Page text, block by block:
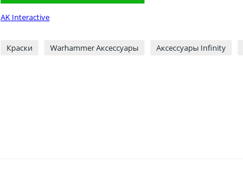
AK Interactive
Краски Warhammer Аксессуары Аксессуары Infinity